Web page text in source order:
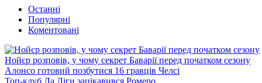
Останні
Популярні
Коментовані
Нойєр розповів, у чому секрет Баварії перед початком сезону
Алонсо готовий позбутися 16 гравців Челсі